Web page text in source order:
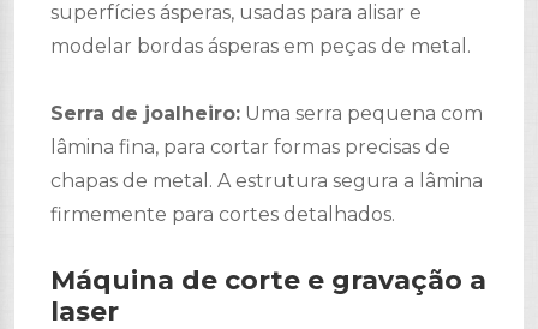
superfícies ásperas, usadas para alisar e
modelar bordas ásperas em peças de metal.
Serra de joalheiro: Uma serra pequena com
lâmina fina, para cortar formas precisas de
chapas de metal. A estrutura segura a lâmina
firmemente para cortes detalhados.
Máquina de corte e gravação a
laser